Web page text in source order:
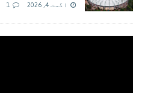
اگست 4, 2026 1